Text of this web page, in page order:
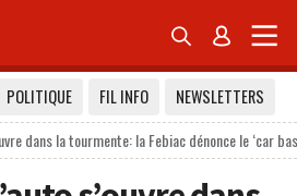
 
POLITIQUE FIL INFO
NEWSLETTERS
dans la tourmente: la Febiac dénonce le ‘car